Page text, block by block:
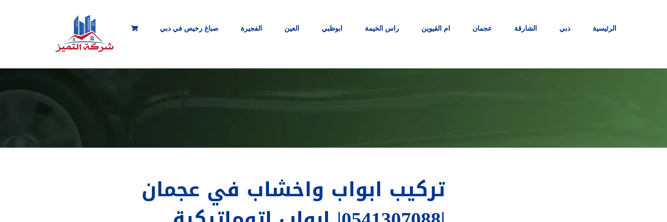
الرئيسية دبي الشارقة عجمان ام القيوين راس الخيمة ابوظبي العين الفجيرة صباغ رخيص في دبي
تركيب ابواب واخشاب في عجمان